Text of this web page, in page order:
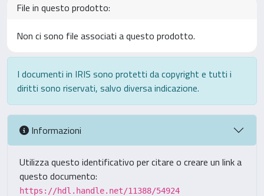
File in questo prodotto:
Non ci sono file associati a questo prodotto.
I documenti in IRIS sono protetti da copyright e tutti i
diritti sono riservati, salvo diversa indicazione.
Informazioni
Utilizza questo identificativo per citare o creare un link a
questo documento:
https://hdl.handle.net/11388/54924